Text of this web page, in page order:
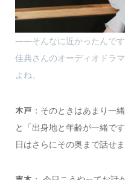
――そんなに近かったんです
佳典さんのオーディオドラ
よね。
木戸 ：そのときはあまり一
と「出身地と年齢が一緒で
日はさらにその奥まで話せま